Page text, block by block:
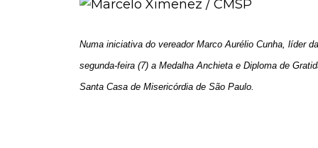
Numa iniciativa do vereador Marco Aurélio Cunha, líder
segunda-feira (7) a Medalha Anchieta e Diploma de
Santa Casa de Misericórdia de São Paulo.